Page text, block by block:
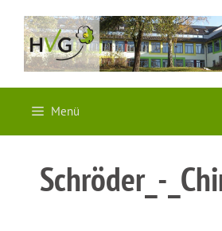
Inhalt
springen
Menü
Schröder_-